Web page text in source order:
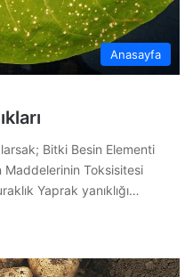
Anasayfa
Bitki Besin Elementi
Maddelerinin Toksisitesi
Yaprak yanıklığı…